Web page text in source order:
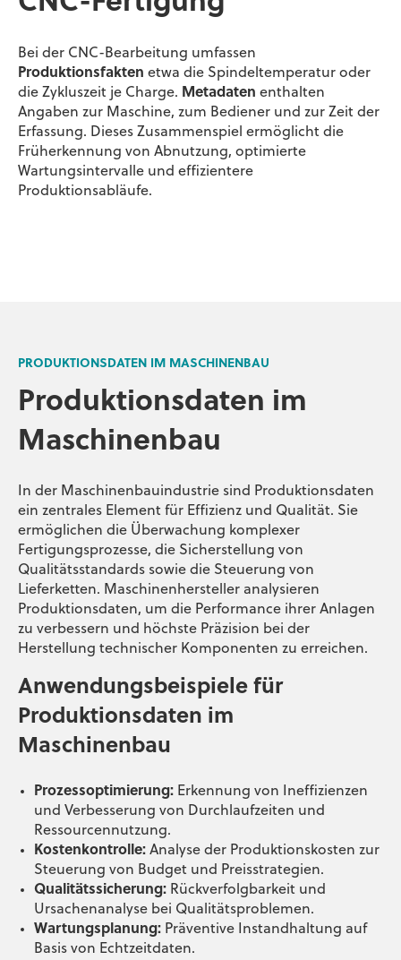
Bei der CNC-Bearbeitung umfassen
Produktionsfakten etwa die Spindeltemperatur oder
die Zykluszeit je Charge. Metadaten enthalten
Angaben zur Maschine, zum Bediener und zur Zeit der
Erfassung. Dieses Zusammenspiel ermöglicht die
Früherkennung von Abnutzung, optimierte
Wartungsintervalle und effizientere
Produktionsabläufe.
PRODUKTIONSDATEN IM MASCHINENBAU
Produktionsdaten im
Maschinenbau
In der Maschinenbauindustrie sind Produktionsdaten
ein zentrales Element für Effizienz und Qualität. Sie
ermöglichen die Überwachung komplexer
Fertigungsprozesse, die Sicherstellung von
Qualitätsstandards sowie die Steuerung von
Lieferketten. Maschinenhersteller analysieren
Produktionsdaten, um die Performance ihrer Anlagen
zu verbessern und höchste Präzision bei der
Herstellung technischer Komponenten zu erreichen.
Anwendungsbeispiele für
Produktionsdaten im
Maschinenbau
Prozessoptimierung:Erkennung von Ineffizienzen
und Verbesserung von Durchlaufzeiten und
Ressourcennutzung.
Kostenkontrolle:Analyse der Produktionskosten zur
Steuerung von Budget und Preisstrategien.
Qualitätssicherung:Rückverfolgbarkeit und
Ursachenanalyse bei Qualitätsproblemen.
Wartungsplanung:Präventive Instandhaltung auf
Basis von Echtzeitdaten.